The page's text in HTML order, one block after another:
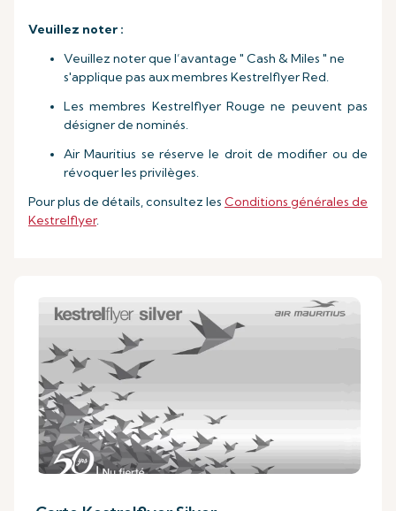
Veuillez noter :
Veuillez noter que l’avantage " Cash & Miles " ne
s'applique pas aux membres Kestrelflyer Red.
Les membres Kestrelflyer Rouge ne peuvent pas
désigner de nominés.
Air Mauritius se réserve le droit de modifier ou de
révoquer les privilèges.
Pour plus de détails, consultez les Conditions générales de
Kestrelflyer.